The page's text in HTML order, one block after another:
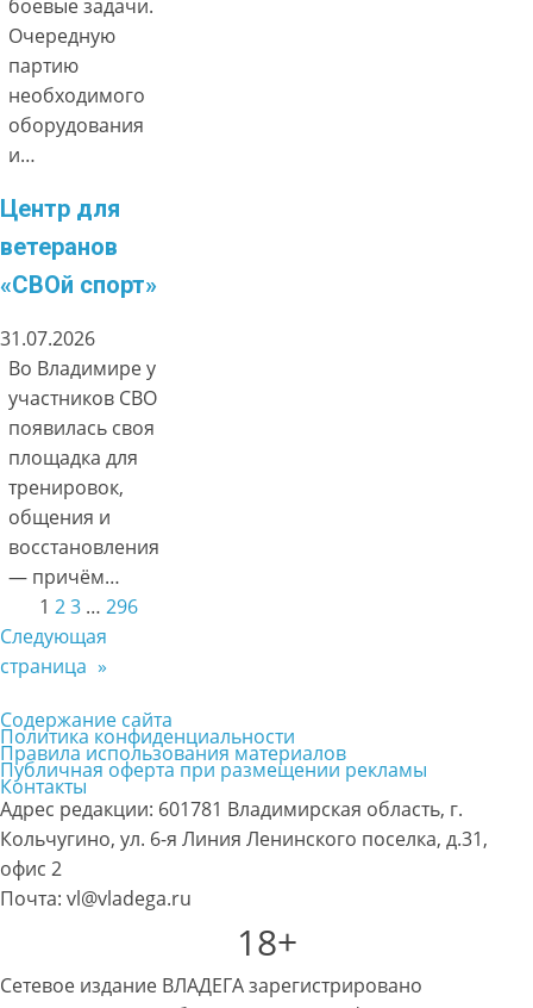
боевые задачи.
Очередную
партию
необходимого
оборудования
и…
Центр для
ветеранов
«СВОй спорт»
31.07.2026
Во Владимире у
участников СВО
появилась своя
площадка для
тренировок,
общения и
восстановления
— причём…
1 23 … 296
Следующая
страница »
Содержание сайта
Политика конфиденциальности
Правила использования материалов
Публичная оферта при размещении рекламы
Контакты
Адрес редакции: 601781 Владимирская область, г.
Кольчугино, ул. 6-я Линия Ленинского поселка, д.31,
офис 2
Почта: vl@vladega.ru
18+
Сетевое издание ВЛАДЕГА зарегистрировано